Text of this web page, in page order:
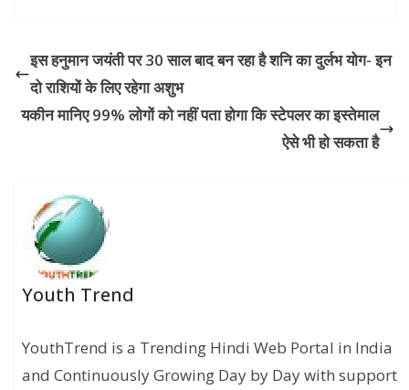
​इस हनुमान जयंती पर 30 साल बाद बन रहा है शनि का दुर्लभ योग- इन
दो राशियों के लिए रहेगा अशुभ
यकीन मानिए 99% लोगों को नहीं पता होगा कि स्टेपलर का इस्तेमाल
ऐसे भी हो सकता है
Youth Trend
YouthTrend is a Trending Hindi Web Portal in India
and Continuously Growing Day by Day with support